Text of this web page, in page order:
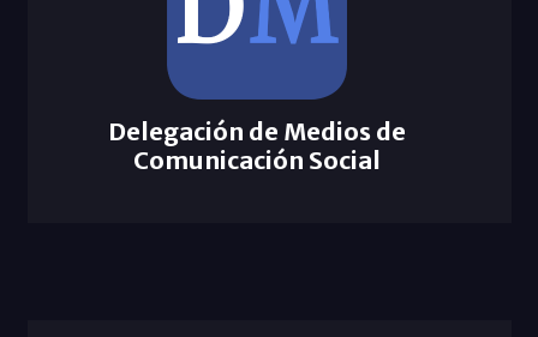
Delegación de Medios de
Comunicación Social